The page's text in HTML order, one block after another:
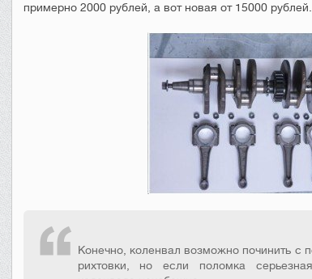
примерно 2000 рублей, а вот новая от 15000 рублей.
Конечно, коленвал возможно починить с
рихтовки, но если поломка